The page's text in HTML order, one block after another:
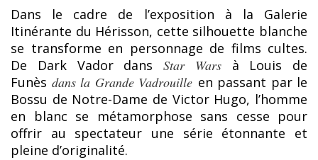
Dans le cadre de l’exposition à la Galerie
Itinérante du Hérisson, cette silhouette blanche
se transforme en personnage de films cultes.
De Dark Vador dans Star Warsà Louis de
Funès dans la Grande Vadrouille en passant par le
Bossu de Notre-Dame de Victor Hugo, l’homme
en blanc se métamorphose sans cesse pour
offrir au spectateur une série étonnante et
pleine d’originalité.